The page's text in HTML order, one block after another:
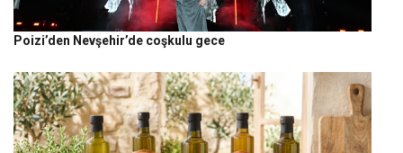
Poizi’den Nevşehir’de coşkulu gece